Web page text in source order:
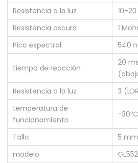
o
L
D
R
0
k
1
M
c
a
n
Resistencia a la luz
10-
Resistencia oscura
1
Pico espectral
540
tiempo de reacción
20
Resistencia a la luz
3
temperatura de
funcionamiento
-
Talla
5
modelo